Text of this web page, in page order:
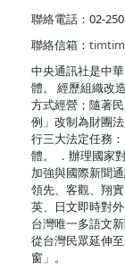
聯絡電話：02-
聯絡信箱：
中央通訊社是中
體。 經歷組織改
方式經營；隨著
例」改制為財團
行三大法定任務
體。 ．辦理國家
加強與國際新聞
領先、客觀、翔
英、日文即時對
台灣唯一多語文
從台灣民眾延伸
窗」。